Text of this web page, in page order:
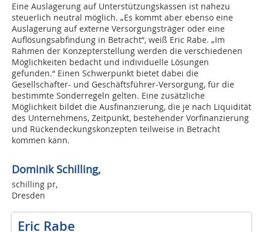
Eine Auslagerung auf Unterstützungskassen ist nahezu
steuerlich neutral möglich. „Es kommt aber ebenso eine
Auslagerung auf externe Versorgungsträger oder eine
Auflösungsabfindung in Betracht“, weiß Eric Rabe. „Im
Rahmen der Konzepterstellung werden die verschiedenen
Möglichkeiten bedacht und individuelle Lösungen
gefunden.“ Einen Schwerpunkt bietet dabei die
Gesellschafter- und Geschäftsführer-Versorgung, für die
bestimmte Sonderregeln gelten. Eine zusätzliche
Möglichkeit bildet die Ausfinanzierung, die je nach Liquidität
des Unternehmens, Zeitpunkt, bestehender Vorfinanzierung
und Rückendeckungskonzepten teilweise in Betracht
kommen kann.
Dominik Schilling,
schilling pr,
Dresden
Eric Rabe